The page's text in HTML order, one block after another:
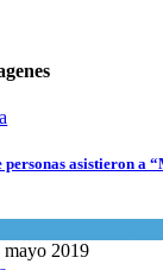
personas asistieron a
mayo 2019